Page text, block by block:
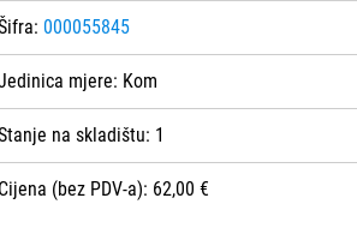
000055845
mjere: Kom
na skladištu: 1
Cijena (bez PDV-a): 62,00 €